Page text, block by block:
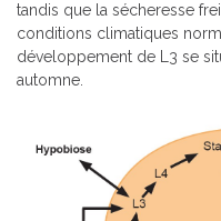
tandis que la sécheresse
conditions climatiques
développement de L3 se
automne.